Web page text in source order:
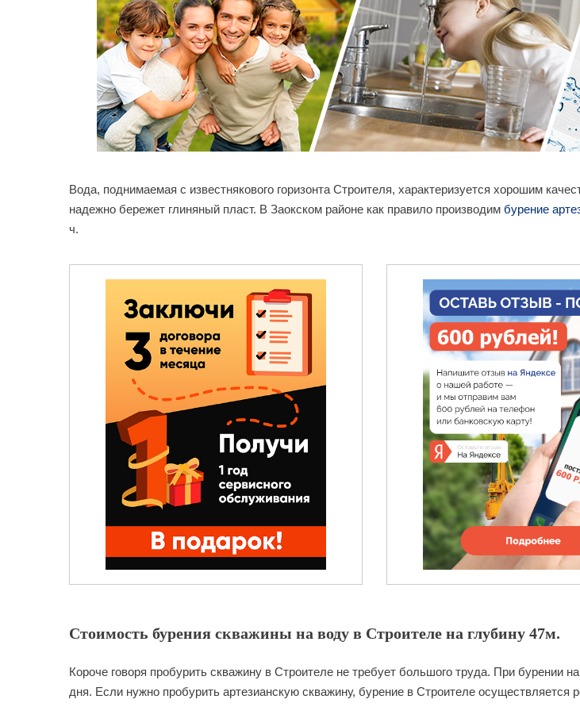
Вода, поднимаемая с известнякового горизонта Строителя, характеризуется хорошим
надежно бережет глиняный пласт. В Заокском районе как правило производим бурение
ч.
Стоимость бурения скважины на воду в Строителе на глубину 47м.
Короче говоря пробурить скважину в Строителе не требует большого труда. При бурении
дня. Если нужно пробурить артезианскую скважину, бурение в Строителе